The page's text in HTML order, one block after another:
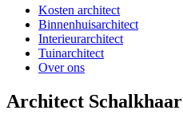
Kosten architect
Binnenhuisarchitect
Interieurarchitect
Tuinarchitect
Over ons
Architect Schalkhaar